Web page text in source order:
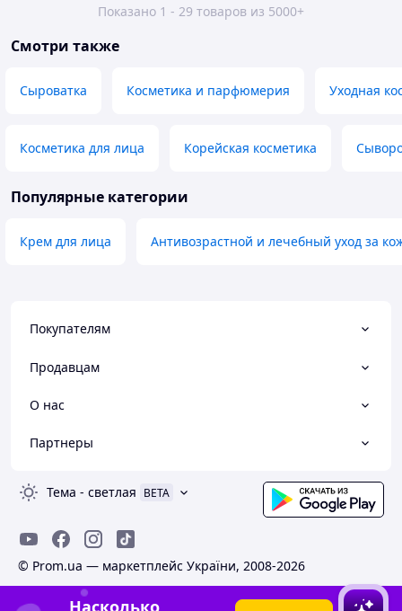
Показано 1 - 29 товаров из 5000+
Смотри также
Сыроватка Косметика и парфюмерия Уходная
Косметика для лица Корейская косметика
Популярные категории
Крем для лица Антивозрастной и лечебный уход за
Покупателям
Продавцам
О нас
Партнеры
Тема - светлая BETA
© Prom.ua — маркетплейс України, 2008-2026